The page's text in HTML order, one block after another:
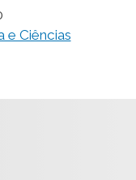
e Ciências